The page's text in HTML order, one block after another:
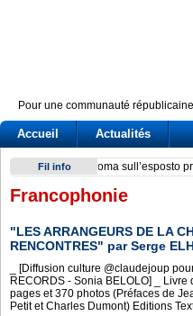
Pour une communauté
Accueil Actualités
Fil info Scontro su
Francophonie
"LES ARRANGEURS DE LA
RENCONTRES" par Serge
_ [Diffusion culture @claudejoup
RECORDS - Sonia BELOLO] _ Livre
pages et 370 photos (Préfaces de
Petit et Charles Dumont) Editions